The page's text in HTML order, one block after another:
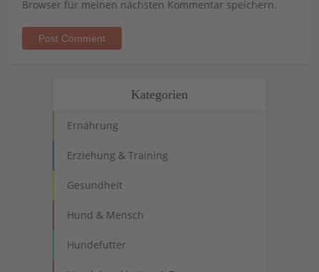
Browser für meinen nächsten Kommentar speichern.
Kategorien
Ernährung
Erziehung & Training
Gesundheit
Hund & Mensch
Hundefutter